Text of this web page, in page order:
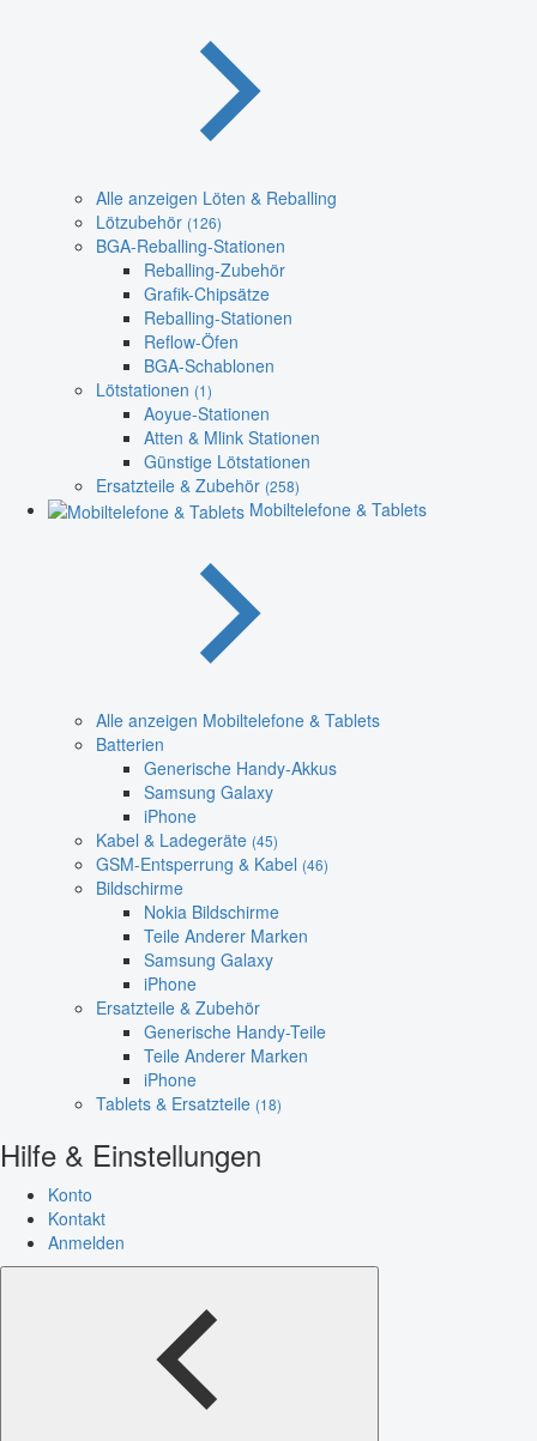
Alle anzeigen Löten & Reballing
Lötzubehör (126)
BGA-Reballing-Stationen
Reballing-Zubehör
Grafik-Chipsätze
Reballing-Stationen
Reflow-Öfen
BGA-Schablonen
Lötstationen (1)
Aoyue-Stationen
Atten & Mlink Stationen
Günstige Lötstationen
Ersatzteile & Zubehör (258)
Mobiltelefone & Tablets
Alle anzeigen Mobiltelefone & Tablets
Batterien
Generische Handy-Akkus
Samsung Galaxy
iPhone
Kabel & Ladegeräte (45)
GSM-Entsperrung & Kabel (46)
Bildschirme
Nokia Bildschirme
Teile Anderer Marken
Samsung Galaxy
iPhone
Ersatzteile & Zubehör
Generische Handy-Teile
Teile Anderer Marken
iPhone
Tablets & Ersatzteile (18)
Hilfe & Einstellungen
Konto
Kontakt
Anmelden